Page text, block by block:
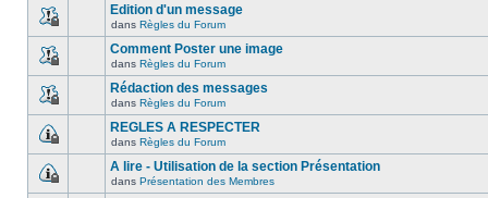
Edition d'un message
dans Règles du Forum
Comment Poster une image
dans Règles du Forum
Rédaction des messages
dans Règles du Forum
REGLES A RESPECTER
dans Règles du Forum
A lire - Utilisation de la section Présentation
dans Présentation des Membres